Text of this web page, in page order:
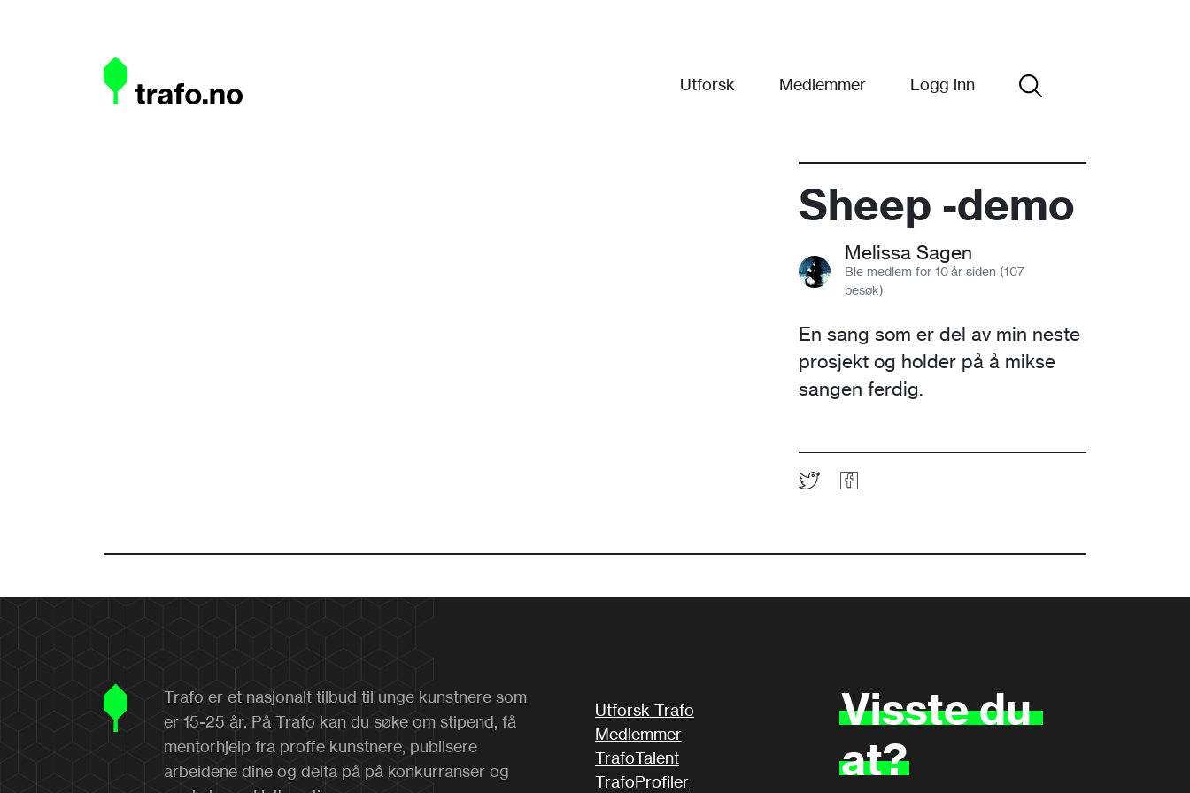
Utforsk Medlemmer Logg inn
Sheep -demo
Melissa Sagen
Ble medlem for 10 år siden (107
besøk)
En sang som er del av min neste
prosjekt og holder på å mikse
sangen ferdig.
Trafo er et nasjonalt tilbud til unge kunstnere som
er 15-25 år. På Trafo kan du søke om stipend, få
mentorhjelp fra proffe kunstnere, publisere
arbeidene dine og delta på på konkurranser og
Utforsk Trafo
Medlemmer
TrafoTalent
TrafoProfiler
Visstedu
at?